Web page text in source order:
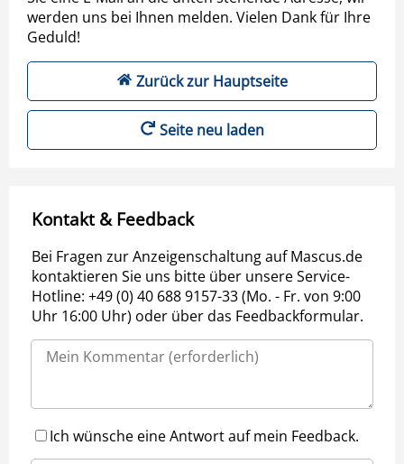
werden uns bei Ihnen melden. Vielen Dank für Ihre
Geduld!
Zurück zur Hauptseite
Seite neu laden
Kontakt & Feedback
Bei Fragen zur Anzeigenschaltung auf Mascus.de
kontaktieren Sie uns bitte über unsere Service-
Hotline: +49 (0) 40 688 9157-33 (Mo. - Fr. von 9:00
Uhr 16:00 Uhr) oder über das Feedbackformular.
Ich wünsche eine Antwort auf mein Feedback.